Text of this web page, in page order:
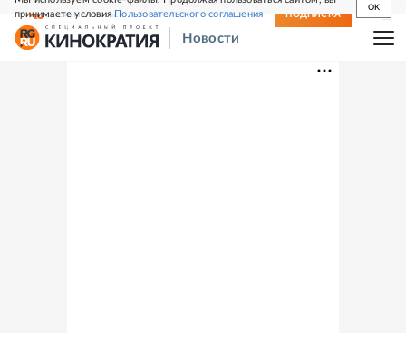
принимаете условияПользовательского соглашения
OK
СВЕЖИЙ НОМЕР ПОДПИСКА
Новости